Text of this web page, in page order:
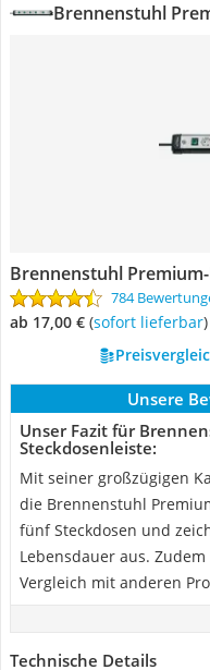
Brennenstuhl
Brennenstuhl
784
ab 17,00 € ( Sofort lieferbar)
Unsere
Unser Fazit für
Steckdosenleiste:
Mit seiner großzügigen
die Brennenstuhl
fünf Steckdosen und
Lebensdauer aus.
Vergleich mit anderen
Technische Details